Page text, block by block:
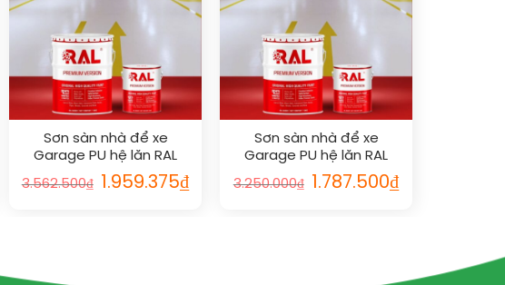
Sơn sàn nhà để xe
Garage PU hệ lăn RAL
GARAGE SHIELD 1021
3.562.500₫ 1.959.375₫
Sơn sàn nhà để xe
Garage PU hệ lăn RAL
GARAGE SHIELD 1015
3.250.000₫ 1.787.500₫